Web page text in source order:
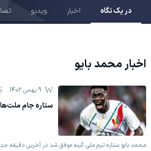
در یک نگاه اخبار ویدیو
اخبارمحمد بایو
9 بهمن 1402
ستاره جام
محمد بایو ستاره تیم ملی گینه موفق شد در آخرین دقیقه جدال